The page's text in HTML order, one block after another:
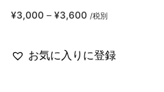
¥3,000 – ¥3,600 /税別
お気に入りに登録